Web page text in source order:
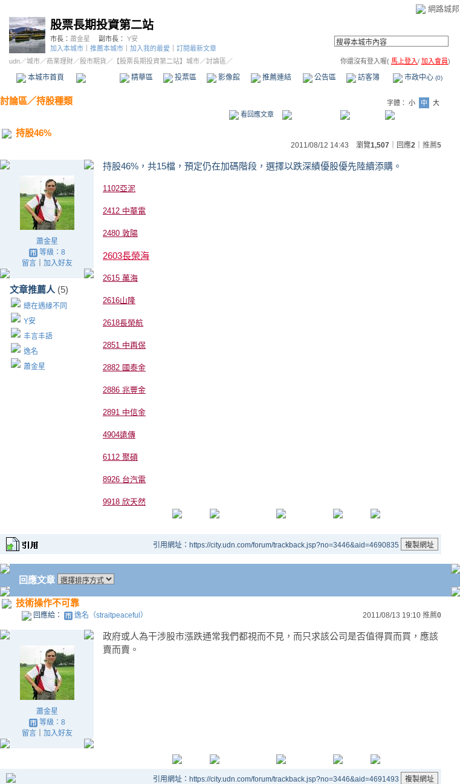
網路城邦
股票長期投資第二站
市長： 蕭金星 副市長： Y安
加入本城市
推薦本城市 加入我的最愛
訂閱最新文章
udn／城市／商業理財／股市期貨 ／ 【股票長期投資第二站】城市／討論區／ 你還沒有登入喔( 馬上登入/ 加入會員)
本城市首頁 精華區 投票區 影像館 推薦連結 公告區 訪客簿 市政中心 (0)
討論區／持股種類 字體： 小 中
大
看回應文章
持股46%
2011/08/12 14:43 瀏覽1,507 ｜回應2 推薦5
蕭金星
等級：8
留言｜ 加入好友
文章推薦人 (5)
總在遇緣不同
Y安
丰言丰語
逸名
蕭金星
持股46%，共15檔，預定仍在加碼階段，選擇以跌深績優股優先陸續添購。
1102亞泥
2412 中華電
2480 敦陽
2603長榮海
2615 萬海
2616山隆
2618長榮航
2851 中再保
2882 國泰金
2886 兆豐金
2891 中信金
4904遠傳
6112 聚碩
8926 台汽電
9918 欣天然
引用網址：https://city.udn.com/forum/trackback.jsp?no=3446&aid=4690835
回應文章
技術操作不可靠
回應給： 逸名（straitpeaceful） 2011/08/13 19:10 推薦0
蕭金星
等級：8
留言｜ 加入好友
政府或人為干涉股市漲跌通常我們都視而不見，而只求該公司是否值得買而買，應該
賣而賣。
引用網址：https://city.udn.com/forum/trackback.jsp?no=3446&aid=4691493